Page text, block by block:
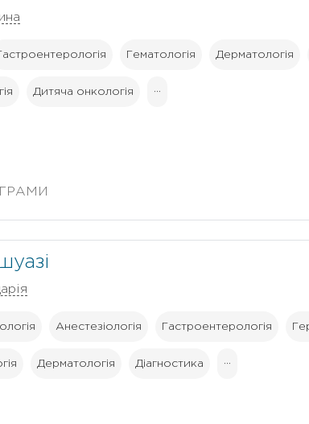
Гематологія Дерматологія
Дитяча онкологія ···
Анестезіологія Гастроентерологія
Дерматологія Діагностика ···